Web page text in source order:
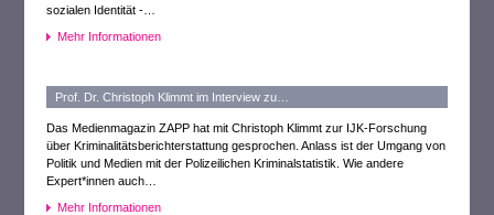
sozialen Identität -…
Mehr Informationen
Prof. Dr. Christoph Klimmt im Interview zu…
Das Medienmagazin ZAPP hat mit Christoph Klimmt zur IJK-Forschung
über Kriminalitätsberichterstattung gesprochen. Anlass ist der Umgang von
Politik und Medien mit der Polizeilichen Kriminalstatistik. Wie andere
Expert*innen auch…
Mehr Informationen